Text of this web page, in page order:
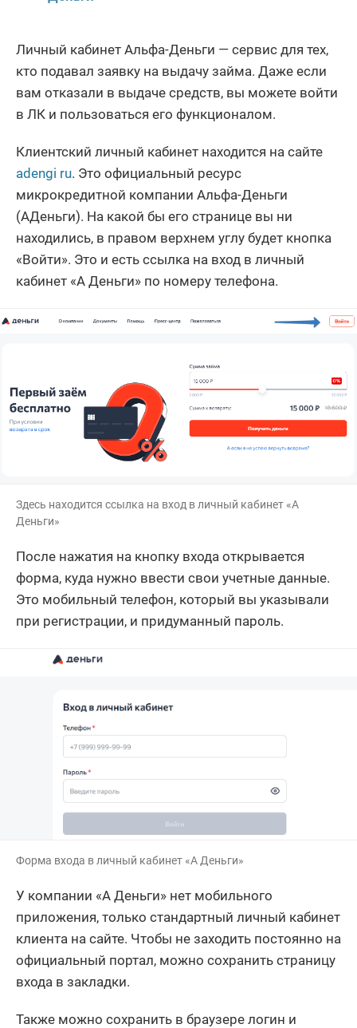
Личный кабинет Альфа-Деньги — сервис для тех,
кто подавал заявку на выдачу займа. Даже если
вам отказали в выдаче средств, вы можете войти
в ЛК и пользоваться его функционалом.
Клиентский личный кабинет находится на сайте
adengi ru. Это официальный ресурс
микрокредитной компании Альфа-Деньги
(АДеньги). На какой бы его странице вы ни
находились, в правом верхнем углу будет кнопка
«Войти». Это и есть ссылка на вход в личный
кабинет «А Деньги» по номеру телефона.
Здесь находится ссылка на вход в личный кабинет «А
Деньги»
После нажатия на кнопку входа открывается
форма, куда нужно ввести свои учетные данные.
Это мобильный телефон, который вы указывали
при регистрации, и придуманный пароль.
Форма входа в личный кабинет «А Деньги»
У компании «А Деньги» нет мобильного
приложения, только стандартный личный кабинет
клиента на сайте. Чтобы не заходить постоянно на
официальный портал, можно сохранить страницу
входа в закладки.
Также можно сохранить в браузере логин и